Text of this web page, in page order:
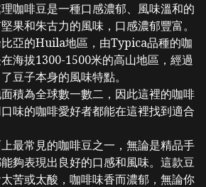
咖啡豆是一種口感濃郁、風味溫和的
果和朱古力的風味，口感濃郁豐富。
亞的Huila地區，由Typica品種的咖
海拔1300-1500米的高山地區，經過
豆子本身的風味特點。
積為全球數一數二，因此這裡的咖啡
味的咖啡愛好者都能在這裡找到適合
最常見的咖啡豆之一，無論是精品手
夠表現出良好的口感和風味。這款豆
苦或太酸，咖啡味香而濃郁，無論你